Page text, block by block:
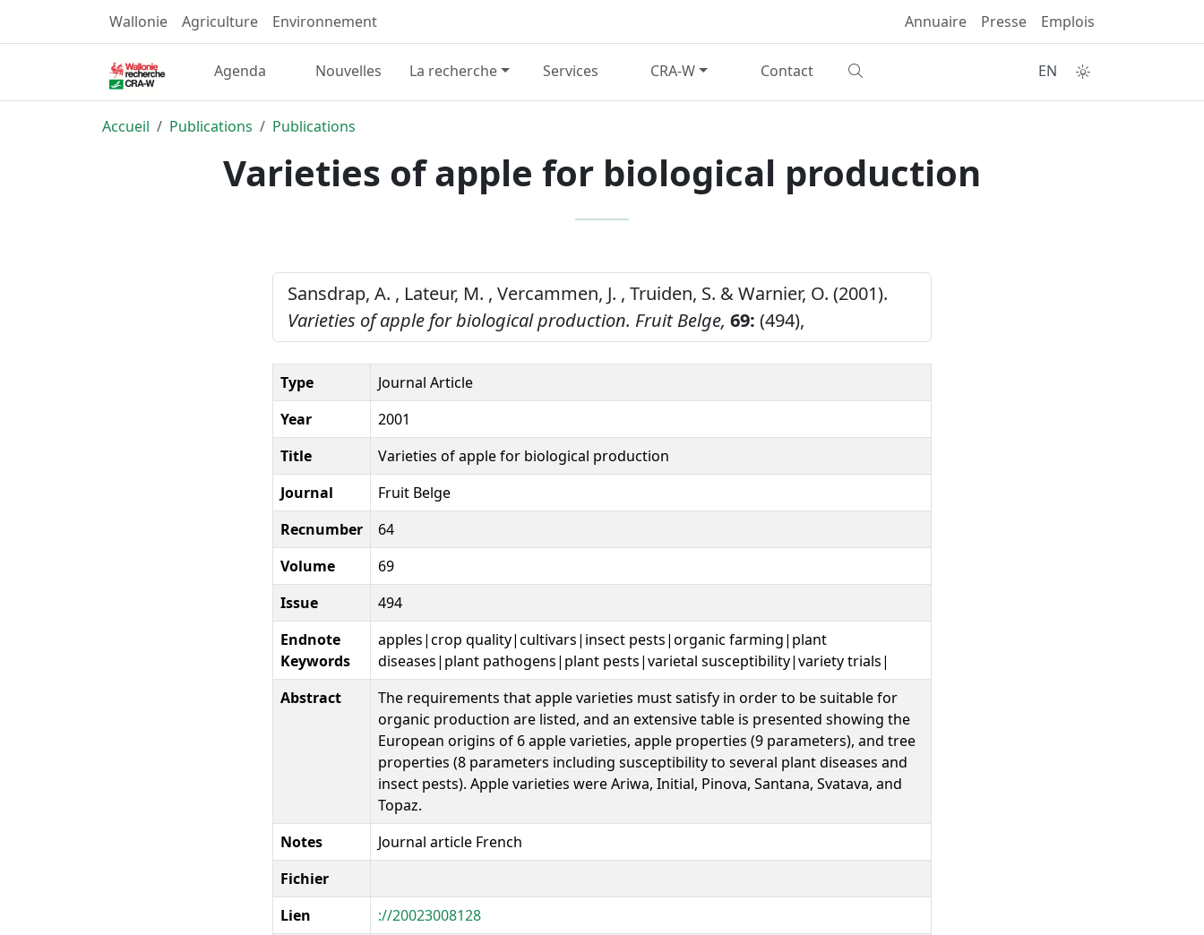
Wallonie Agriculture Environnement Annuaire Presse Emplois
Agenda Nouvelles La recherche Services CRA-W Contact EN
Accueil Publications Publications
Varieties of apple for biological production
Sansdrap, A. , Lateur, M. , Vercammen, J. , Truiden, S. & Warnier, O. (2001).
Varieties of apple for biological production. Fruit Belge, 69: (494),
Type
Journal Article
Year
2001
Title
Varieties of apple for biological production
Journal
Fruit Belge
Recnumber
64
Volume
69
Issue
494
Endnote
Keywords
apples|crop quality|cultivars|insect pests|organic farming|plant
diseases|plant pathogens|plant pests|varietal susceptibility|variety trials|
Abstract
The requirements that apple varieties must satisfy in order to be suitable for
organic production are listed, and an extensive table is presented showing the
European origins of 6 apple varieties, apple properties (9 parameters), and tree
properties (8 parameters including susceptibility to several plant diseases and
insect pests). Apple varieties were Ariwa, Initial, Pinova, Santana, Svatava, and
Topaz.
Notes
Journal article French
Fichier
Lien
://20023008128